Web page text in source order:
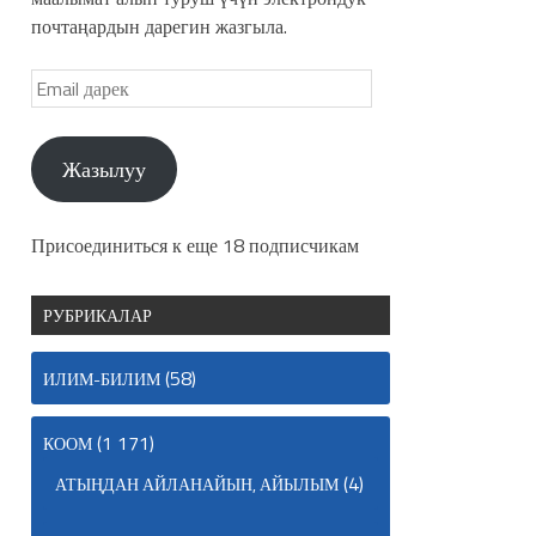
почтаңардын дарегин жазгыла.
Жазылуу
Присоединиться к еще 18 подписчикам
РУБРИКАЛАР
ИЛИМ-БИЛИМ(58)
КООМ(1 171)
АТЫҢДАН АЙЛАНАЙЫН, АЙЫЛЫМ(4)